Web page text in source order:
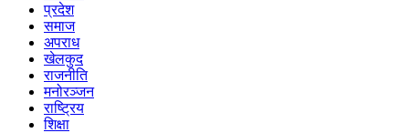
प्रदेश
समाज
अपराध
खेलकुद
राजनीति
मनोरञ्जन
राष्ट्रिय
शिक्षा